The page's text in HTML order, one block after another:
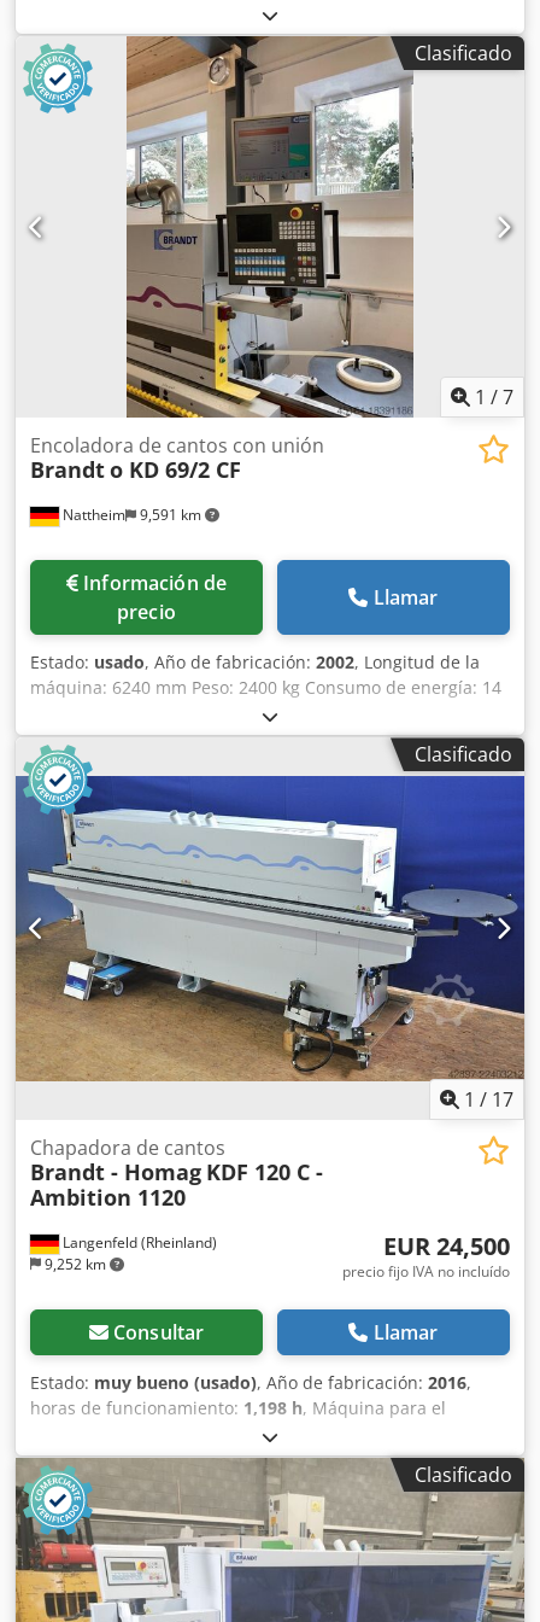
Ancho mín. de la pieza de trabajo: 65 mm Longitud mín. de
la pieza de trabajo: 160 mm Grosor de la pieza de trabajo:
10 - 55 mm Avance: 13 m/min Prefresado (unión) Depósito
de cola Quickmelt Encolado de piezas Recorte Fresado a
ras Fresado de chaflanes Fresado de radios Copiado de
esquinas Rascador plano Unidad de pulido Dimensiones
de la máquina: 7450 x 1220 x 2400 mm Peso: 3000 kg
Ubicación de almacenamiento: Nattheim Dcsdpfxsvvkd Ts
Aqrsk
Clasificado
1 /7
Nattheim 9,591 km
Encoladora de cantos con unión
Brandto KD 69/2 CF
Información de
precio
Llamar
Estado: usado, Año de fabricación: 2002, Longitud de la
máquina: 6240 mm Peso: 2400 kg Consumo de energía: 14
kW Diámetro de extracción: 120 / 140 mm Ubicación de
almacenamiento: Nattheim Djdpfsvvkfwox Aqrjck
Clasificado
1 / 17
Langenfeld (Rheinland)
9,252 km
Chapadora de cantos
Brandt - Homag KDF 120 C -
Ambition 1120
EUR 24,500
precio fijo IVA no incluído
Consultar Llamar
Estado: muy bueno (usado), Año de fabricación: 2016,
horas de funcionamiento: 1,198 h, Máquina para el
encajado de bordes Brandt Ambition 1120 c con 2
depósitos de adhesivo, fresado de juntas, copiado de
esquinas y dos cuchillas de arrastre. Buena máquina para
principiantes con un equipamiento completo. Se puede
enviar un vídeo de la máquina en funcionamiento bajo
petición. Grosor del borde: aprox. 0,4 – 3 mm Altura de la
pieza: aprox. 10 – 40 mm Velocidad de avance: aprox. 8
m/min Campana de protección acústica Soporte de la
Clasificado